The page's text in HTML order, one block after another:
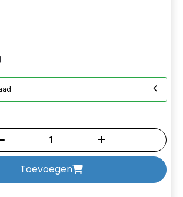
Toevoegen